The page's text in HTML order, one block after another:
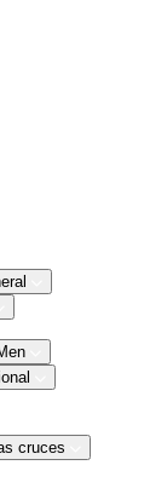
cruces